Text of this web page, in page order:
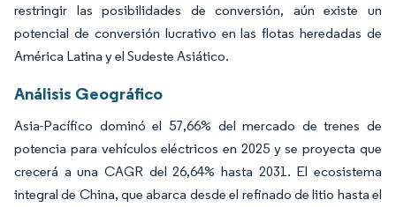
restringir las posibilidades de conversión, aún existe un
potencial de conversión lucrativo en las flotas heredadas de
América Latina y el Sudeste Asiático.
Análisis Geográfico
Asia-Pacífico dominó el 57,66% del mercado de trenes de
potencia para vehículos eléctricos en 2025 y se proyecta que
crecerá a una CAGR del 26,64% hasta 2031. El ecosistema
integral de China, que abarca desde el refinado de litio hasta el